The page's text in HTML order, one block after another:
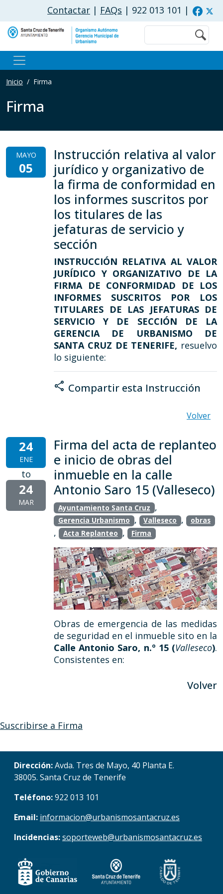
Pasar al contenido principal
Contactar | FAQs | 922 013 101 |
Buscar
Inicio Firma
Firma
MAYO
05
Instrucción relativa al valor
jurídico y organizativo de
la firma de conformidad en
los informes suscritos por
los titulares de las
jefaturas de servicio y
sección
INSTRUCCIÓN RELATIVA AL VALOR
JURÍDICO Y ORGANIZATIVO DE LA
FIRMA DE CONFORMIDAD DE LOS
INFORMES SUSCRITOS POR LOS
TITULARES DE LAS JEFATURAS DE
SERVICIO Y DE SECCIÓN DE LA
GERENCIA DE URBANISMO DE
SANTA CRUZ DE TENERIFE, resuelvo
lo siguiente:
share Compartir esta Instrucción
Volver
24
ENE
to
24
MAR
Firma del acta de replanteo
e inicio de obras del
inmueble en la calle
Antonio Saro 15 (Valleseco)
Ayuntamiento Santa Cruz ,
Gerencia Urbanismo , Valleseco , obras
, Acta Replanteo , Firma
Obras de emergencia de las medidas
de seguridad en el inmueble sito en la
Calle Antonio Saro, n.º 15 (Valleseco).
Consistentes en:
Volver
Suscribirse a Firma
Dirección:Avda. Tres de Mayo, 40 Planta E.
38005. Santa Cruz de Tenerife
Teléfono:922 013 101
Email: informacion@urbanismosantacruz.es
Incidencias:soporteweb@urbanismosantacruz.es